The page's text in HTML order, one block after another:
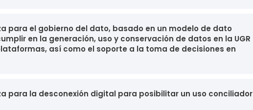
para el gobierno del dato, basado en un modelo de dato
en la generación, uso y conservación de datos en la UGR
así como el soporte a la toma de decisiones en
para la desconexión digital para posibilitar un uso conciliador